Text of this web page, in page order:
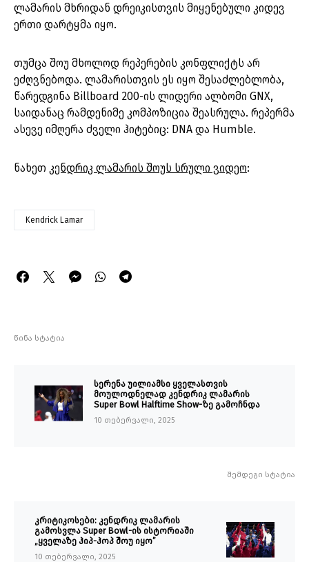
ლამარის მხრიდან დრეიკისთვის მიყენებული კიდევ
ერთი დარტყმა იყო.
თუმცა შოუ მხოლოდ რეპერების კონფლიქტს არ
ეძღვნებოდა. ლამარისთვის ეს იყო შესაძლებლობა,
წარედგინა Billboard 200-ის ლიდერი ალბომი GNX,
საიდანაც რამდენიმე კომპოზიცია შეასრულა. რეპერმა
ასევე იმღერა ძველი ჰიტებიც: DNA და Humble.
ნახეთ კენდრიკ ლამარის შოუს სრული ვიდეო:
Kendrick Lamar
წინა სტატია
სერენა უილიამსი ყველასთვის
მოულოდნელად კენდრიკ ლამარის
Super Bowl Halftime Show-ზე გამოჩნდა
10 თებერვალი, 2025
შემდეგი სტატია
კრიტიკოსები: კენდრიკ ლამარის
გამოსვლა Super Bowl-ის ისტორიაში
„ყველაზე ჰიპ-ჰოპ შოუ იყო”
10 თებერვალი, 2025